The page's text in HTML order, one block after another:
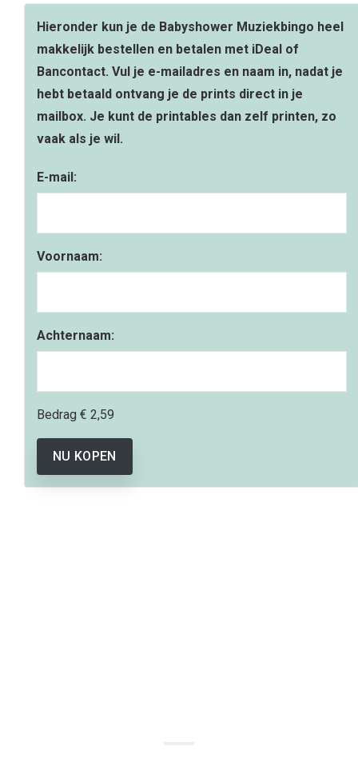
Hieronder kun je de Babyshower Muziekbingo heel
makkelijk bestellen en betalen met iDeal of
Bancontact. Vul je e-mailadres en naam in, nadat je
hebt betaald ontvang je de prints direct in je
mailbox. Je kunt de printables dan zelf printen, zo
vaak als je wil.
E-mail:
Voornaam:
Achternaam:
Bedrag € 2,59
NU KOPEN